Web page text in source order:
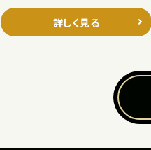
詳しく見る